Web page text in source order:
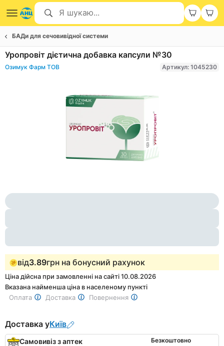
БАДи для сечовивідної системи
Уропровіт дієтична добавка капсули №30
Озимук Фарм ТОВ Артикул: 1045230
1
of
від3.89грн на бонусний рахунок
Ціна дійсна при замовленні на сайті 10.08.2026
Вказана найменша ціна в населеному пункті
Оплата
Доставка Повернення
Доставка уКиїв
Самовивіз з аптек Безкоштовно